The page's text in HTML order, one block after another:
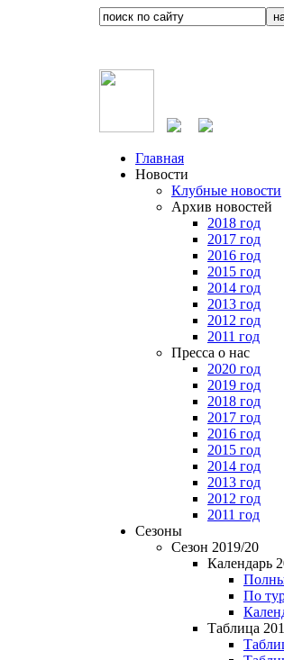
Главная
Новости
Клубные новости
Архив новостей
2018 год
2017 год
2016 год
2015 год
2014 год
2013 год
2012 год
2011 год
Пресса о нас
2020 год
2019 год
2018 год
2017 год
2016 год
2015 год
2014 год
2013 год
2012 год
2011 год
Сезоны
Сезон 2019/20
Календарь
По
Таблица